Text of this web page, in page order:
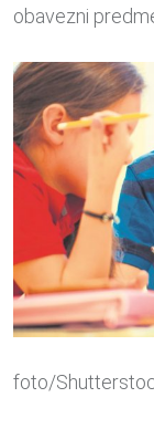
obavezni
foto/